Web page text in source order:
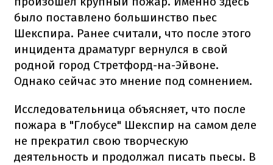
было поставлено большинство пьес
Шекспира. Ранее считали, что после этого
инцидента драматург вернулся в свой
родной город Стретфорд-на-Эйвоне.
Однако сейчас это мнение под сомнением.
Исследовательница объясняет, что после
пожара в "Глобусе" Шекспир на самом деле
не прекратил свою творческую
деятельность и продолжал писать пьесы. В